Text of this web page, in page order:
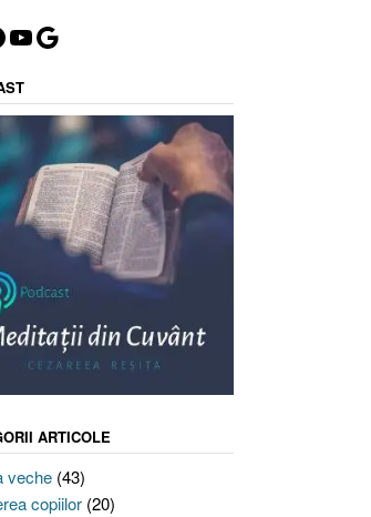
YouTube
Google
ARTICOLE
veche(43)
copiilor(20)